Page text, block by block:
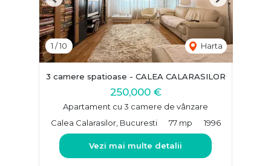
1 /10 Harta
Previous Next
3 camere spatioase - CALEA CALARASILOR
250,000 €
Apartament cu 3 camere de vânzare
Calea Calarasilor, Bucuresti
77 mp 1996
Vezi mai multe detalii